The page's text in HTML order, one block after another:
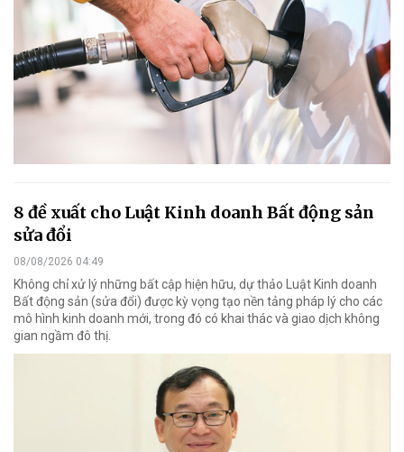
8 đề xuất cho Luật Kinh doanh Bất động sản
sửa đổi
08/08/2026 04:49
Không chỉ xử lý những bất cập hiện hữu, dự thảo Luật Kinh doanh
Bất động sản (sửa đổi) được kỳ vọng tạo nền tảng pháp lý cho các
mô hình kinh doanh mới, trong đó có khai thác và giao dịch không
gian ngầm đô thị.